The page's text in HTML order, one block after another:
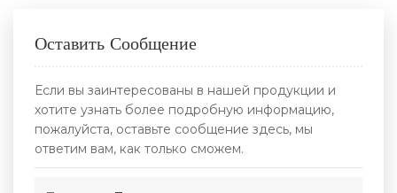
Оставить Сообщение
Если вы заинтересованы в нашей продукции и
хотите узнать более подробную информацию,
пожалуйста, оставьте сообщение здесь, мы
ответим вам, как только сможем.